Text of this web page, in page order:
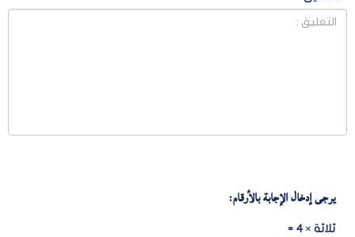
يرجى إدخال الإجابة بالأرقام:
ثلاثة × 4 =